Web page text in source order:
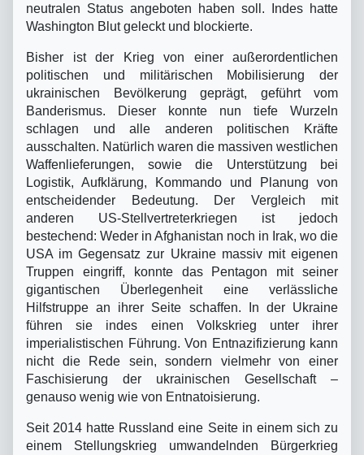
neutralen Status angeboten haben soll. Indes hatte
Washington Blut geleckt und blockierte.
Bisher ist der Krieg von einer außerordentlichen
politischen und militärischen Mobilisierung der
ukrainischen Bevölkerung geprägt, geführt vom
Banderismus. Dieser konnte nun tiefe Wurzeln
schlagen und alle anderen politischen Kräfte
ausschalten. Natürlich waren die massiven westlichen
Waffenlieferungen, sowie die Unterstützung bei
Logistik, Aufklärung, Kommando und Planung von
entscheidender Bedeutung. Der Vergleich mit
anderen US-Stellvertreterkriegen ist jedoch
bestechend: Weder in Afghanistan noch in Irak, wo die
USA im Gegensatz zur Ukraine massiv mit eigenen
Truppen eingriff, konnte das Pentagon mit seiner
gigantischen Überlegenheit eine verlässliche
Hilfstruppe an ihrer Seite schaffen. In der Ukraine
führen sie indes einen Volkskrieg unter ihrer
imperialistischen Führung. Von Entnazifizierung kann
nicht die Rede sein, sondern vielmehr von einer
Faschisierung der ukrainischen Gesellschaft –
genauso wenig wie von Entnatoisierung.
Seit 2014 hatte Russland eine Seite in einem sich zu
einem Stellungskrieg umwandelnden Bürgerkrieg